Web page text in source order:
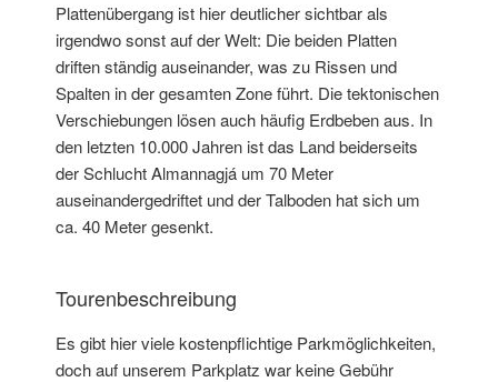
Plattenübergang ist hier deutlicher sichtbar als
irgendwo sonst auf der Welt: Die beiden Platten
driften ständig auseinander, was zu Rissen und
Spalten in der gesamten Zone führt. Die tektonischen
Verschiebungen lösen auch häufig Erdbeben aus. In
den letzten 10.000 Jahren ist das Land beiderseits
der Schlucht Almannagjá um 70 Meter
auseinandergedriftet und der Talboden hat sich um
ca. 40 Meter gesenkt.
Tourenbeschreibung
Es gibt hier viele kostenpflichtige Parkmöglichkeiten,
doch auf unserem Parkplatz war keine Gebühr